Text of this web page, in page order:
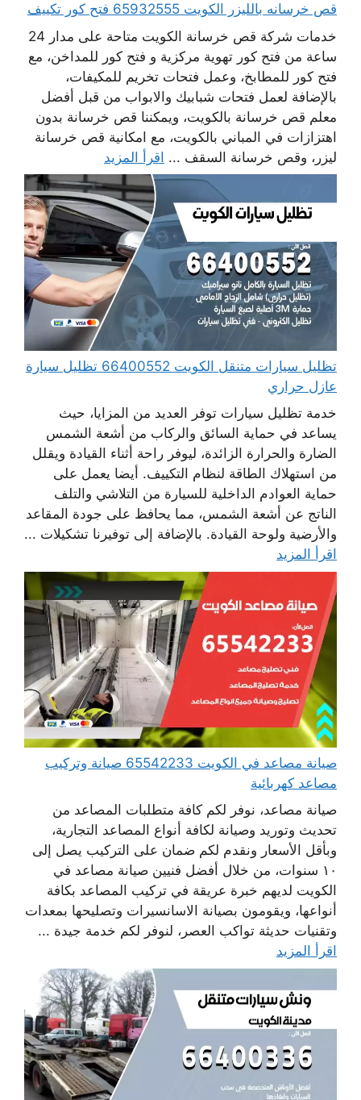
قص خرسانه بالليزر الكويت 65932555 فتح كور تكييف
خدمات شركة قص خرسانة الكويت متاحة على مدار 24
ساعة من فتح كور تهوية مركزية و فتح كور للمداخن، مع
فتح كور للمطابخ، وعمل فتحات تخريم للمكيفات،
بالإضافة لعمل فتحات شبابيك والابواب من قبل أفضل
معلم قص خرسانة بالكويت، ويمكننا قص خرسانة بدون
اهتزازات في المباني بالكويت، مع امكانية قص خرسانة
ليزر، وقص خرسانة السقف ... اقرأ المزيد
تظليل سيارات متنقل الكويت 66400552 تظليل سيارة
عازل حراري
خدمة تظليل سيارات توفر العديد من المزايا، حيث
يساعد في حماية السائق والركاب من أشعة الشمس
الضارة والحرارة الزائدة، ليوفر راحة أثناء القيادة ويقلل
من استهلاك الطاقة لنظام التكييف. أيضا يعمل على
حماية العوادم الداخلية للسيارة من التلاشي والتلف
الناتج عن أشعة الشمس، مما يحافظ على جودة المقاعد
والأرضية ولوحة القيادة. بالإضافة إلى توفيرنا تشكيلات ...
اقرأ المزيد
صيانة مصاعد في الكويت 65542233 صيانة وتركيب
مصاعد كهربائية
صيانة مصاعد، نوفر لكم كافة متطلبات المصاعد من
تحديث وتوريد وصيانة لكافة أنواع المصاعد التجارية،
وبأقل الأسعار ونقدم لكم ضمان على التركيب يصل إلى
١٠ سنوات، من خلال أفضل فنيين صيانة مصاعد في
الكويت لديهم خبرة عريقة في تركيب المصاعد بكافة
أنواعها، ويقومون بصيانة الاسانسيرات وتصليحها بمعدات
وتقنيات حديثة تواكب العصر، لنوفر لكم خدمة جيدة ...
اقرأ المزيد